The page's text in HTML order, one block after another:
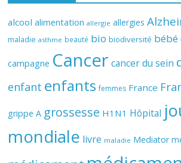
alcool alimentation allergie allergies
maladie asthme beauté bio biodiversité bébé
campagne Cancer cancer du sein
enfant enfants femmes France
grippe A grossesse H1N1 Hôpital
mondiale livre maladie Mediator